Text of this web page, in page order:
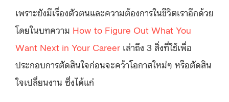
เพราะยังมีเรื่องตัวตนและความต้องการในชีวิตเราอีกด้วย
โดยในบทความ How to Figure Out What You
Want Next in Your Career เล่าถึง 3 สิ่งที่ใช้เพื่อ
ประกอบการตัดสินใจก่อนจะคว้าโอกาสใหม่ๆ หรือตัดสิน
ใจเปลี่ยนงาน ซึ่งได้แก่